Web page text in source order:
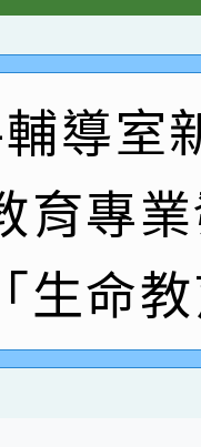
名
小創客佳
桃園市中
科展 國
老師、
二班張O
國小朗讀
師
桃園市中
榮獲教
名
2026世
小創客佳
導室
育專
生命